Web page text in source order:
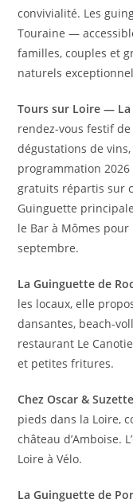
convivialité. Les
Touraine —
familles, couples et
naturels
Tours sur Loire —
rendez-vous festif
dégustations de
programmation
gratuits répartis sur
Guinguette
le Bar à Mômes
septembre.
La Guinguette de
les locaux, elle
dansantes, beach-
restaurant Le
et petites fritures.
Chez Oscar &
pieds dans la Loire,
château d’Amboise.
Loire à Vélo.
La Guinguette de